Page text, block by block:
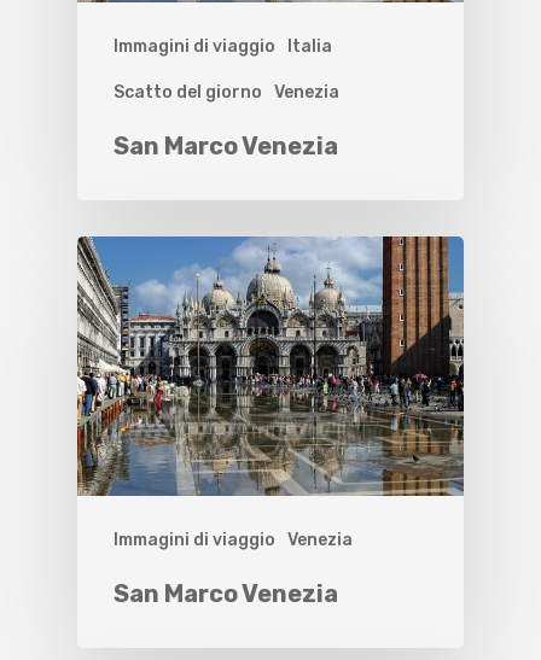
Immagini di viaggio Italia
Scatto del giorno Venezia
San Marco Venezia
Immagini di viaggio Venezia
San Marco Venezia